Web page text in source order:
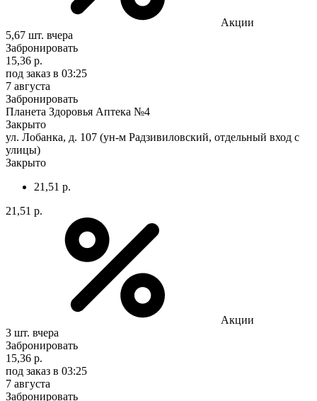
Акции
5,67 шт. вчера
Забронировать
15,36 р.
под заказ в 03:25
7 августа
Забронировать
Планета Здоровья Аптека №4
Закрыто
ул. Лобанка, д. 107 (ун-м Радзивиловский, отдельный вход с
улицы)
Закрыто
21,51 р.
21,51 р.
Акции
3 шт. вчера
Забронировать
15,36 р.
под заказ в 03:25
7 августа
Забронировать